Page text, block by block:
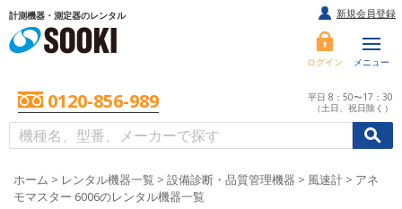
計測機器・測定器のレンタル
ログイン メニュー
0120-856-989
平日 8：50〜17：30
（土日、祝日除く）
//
新規会員登録
ホーム > レンタル機器一覧 > 設備診断・品質管理機器 > 風速計 > アネ
モマスター 6006のレンタル機器一覧